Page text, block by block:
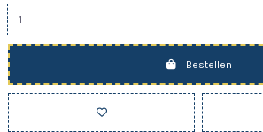
Bestellen